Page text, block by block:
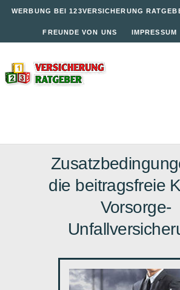
WERBUNG BEI 123VERSICHERUNG
FREUNDE VON UNS IMPRESSUM
die beitragsfreie
Vorsorge-